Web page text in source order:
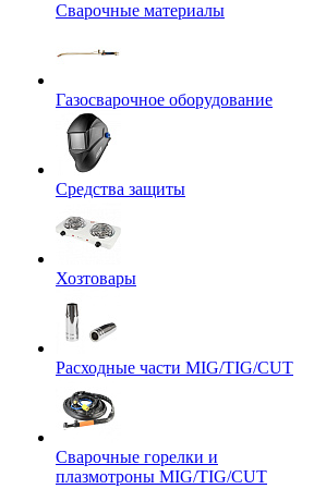
Сварочные материалы
Газосварочное оборудование
Средства защиты
Хозтовары
Расходные части MIG/TIG/CUT
Сварочные горелки и
плазмотроны MIG/TIG/CUT